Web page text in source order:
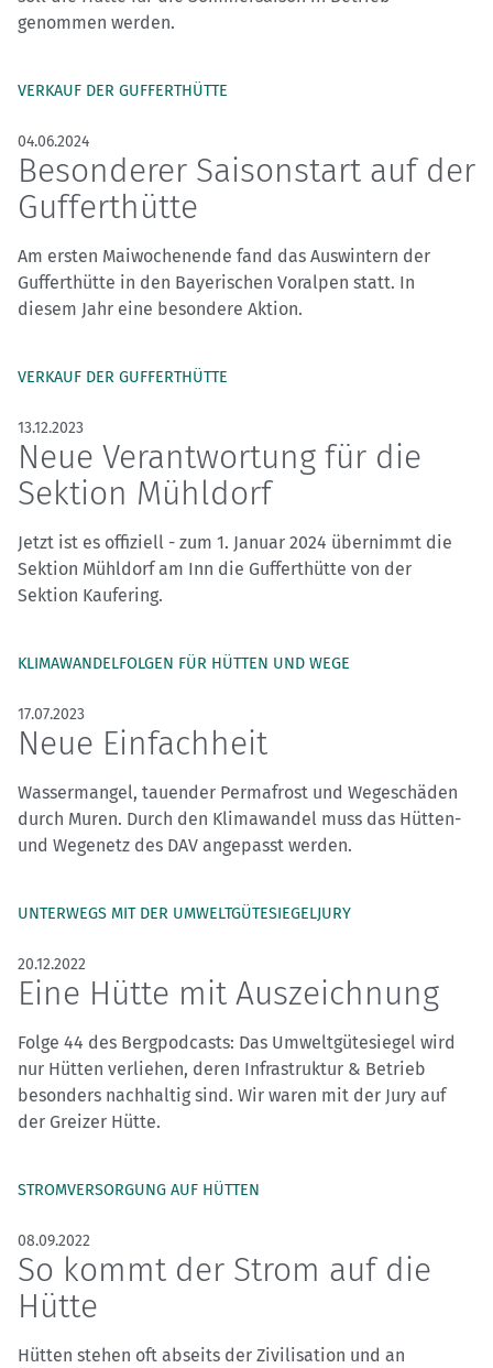
genommen werden.
VERKAUF DER GUFFERTHÜTTE
04.06.2024
Besonderer Saisonstart auf der
Gufferthütte
Am ersten Maiwochenende fand das Auswintern der
Gufferthütte in den Bayerischen Voralpen statt. In
diesem Jahr eine besondere Aktion.
VERKAUF DER GUFFERTHÜTTE
13.12.2023
Neue Verantwortung für die
Sektion Mühldorf
Jetzt ist es offiziell - zum 1. Januar 2024 übernimmt die
Sektion Mühldorf am Inn die Gufferthütte von der
Sektion Kaufering.
KLIMAWANDELFOLGEN FÜR HÜTTEN UND WEGE
17.07.2023
Neue Einfachheit
Wassermangel, tauender Permafrost und Wegeschäden
durch Muren. Durch den Klimawandel muss das Hütten-
und Wegenetz des DAV angepasst werden.
UNTERWEGS MIT DER UMWELTGÜTESIEGELJURY
20.12.2022
Eine Hütte mit Auszeichnung
Folge 44 des Bergpodcasts: Das Umweltgütesiegel wird
nur Hütten verliehen, deren Infrastruktur & Betrieb
besonders nachhaltig sind. Wir waren mit der Jury auf
der Greizer Hütte.
STROMVERSORGUNG AUF HÜTTEN
08.09.2022
So kommt der Strom auf die
Hütte
Hütten stehen oft abseits der Zivilisation und an